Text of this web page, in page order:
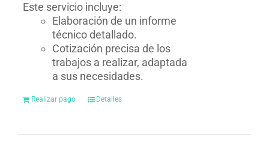
Este servicio incluye:
Elaboración de un informe
técnico detallado.
Cotización precisa de los
trabajos a realizar, adaptada
a sus necesidades.
Realizar pago Detalles